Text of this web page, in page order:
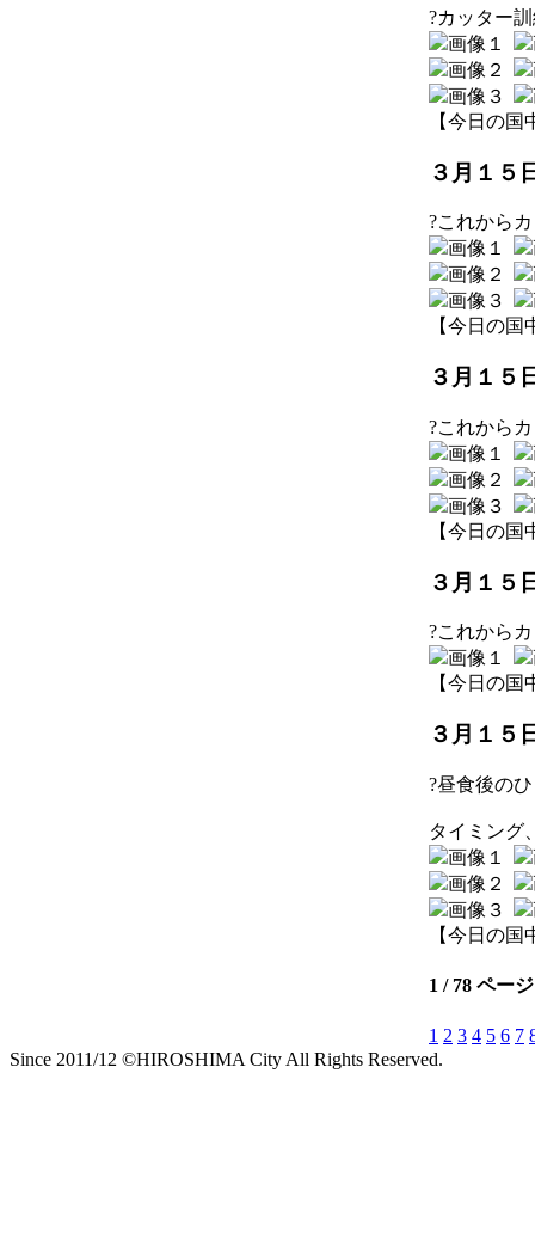
?カッター
【今日の国
３月１５
?これから
【今日の国
３月１５
?これから
【今日の国
３月１５
?これから
【今日の国
３月１５
?昼食後の
タイミング
【今日の国
1 / 78 ページ
1 2 3 4 5 6 7
Since 2011/12 ©HIROSHIMA City All Rights Reserved.